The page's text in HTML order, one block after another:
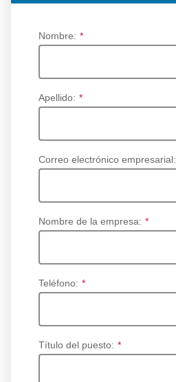
*
Nombre:
*
Apellido:
Correo electrónico empresarial:
*
Nombre de la empresa:
*
Teléfono:
*
Título del puesto: